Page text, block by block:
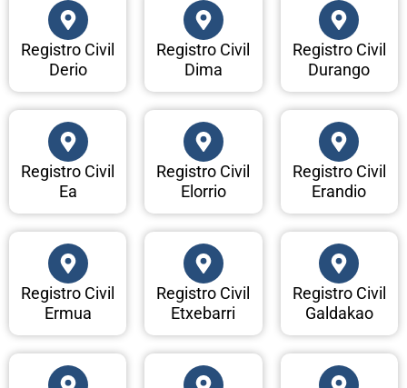
Registro Civil
Derio
Registro Civil
Dima
Registro Civil
Durango
Registro Civil
Ea
Registro Civil
Elorrio
Registro Civil
Erandio
Registro Civil
Ermua
Registro Civil
Etxebarri
Registro Civil
Galdakao